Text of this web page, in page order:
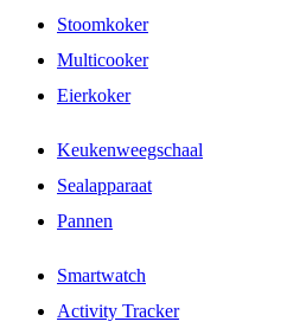
Stoomkoker
Multicooker
Eierkoker
Keukenweegschaal
Sealapparaat
Pannen
Smartwatch
Activity Tracker